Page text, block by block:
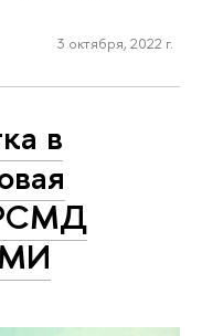
3 октября, 2022 г.
в
РСМД